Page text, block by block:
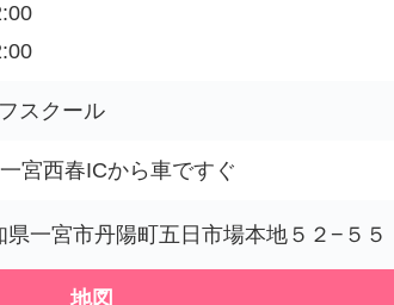
スクール
宮西春ICから車ですぐ
県一宮市丹陽町五日市場本地５２−５５
地図